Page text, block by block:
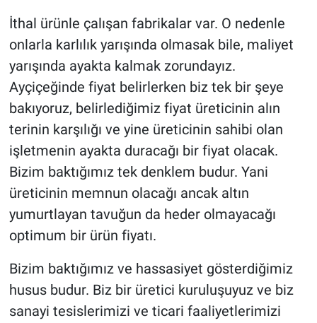
İthal ürünle çalışan fabrikalar var. O nedenle
onlarla karlılık yarışında olmasak bile, maliyet
yarışında ayakta kalmak zorundayız.
Ayçiçeğinde fiyat belirlerken biz tek bir şeye
bakıyoruz, belirlediğimiz fiyat üreticinin alın
terinin karşılığı ve yine üreticinin sahibi olan
işletmenin ayakta duracağı bir fiyat olacak.
Bizim baktığımız tek denklem budur. Yani
üreticinin memnun olacağı ancak altın
yumurtlayan tavuğun da heder olmayacağı
optimum bir ürün fiyatı.
Bizim baktığımız ve hassasiyet gösterdiğimiz
husus budur. Biz bir üretici kuruluşuyuz ve biz
sanayi tesislerimizi ve ticari faaliyetlerimizi